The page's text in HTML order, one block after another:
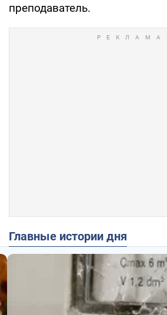
преподаватель.
Главные истории дня